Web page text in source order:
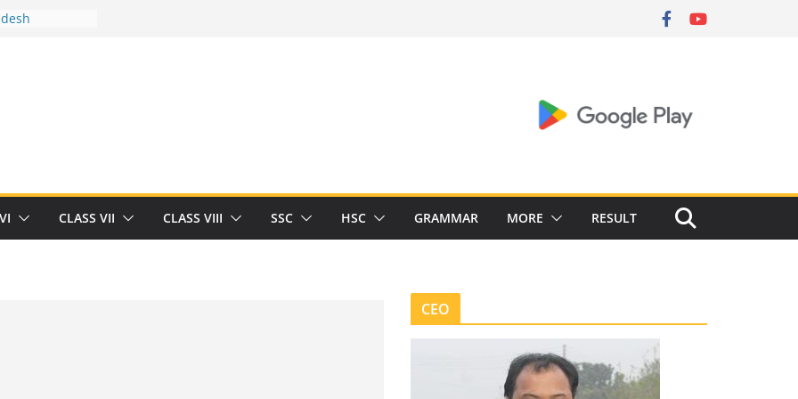
you and
of
Herrick
CLASS VII CLASS VIII SSC HSC GRAMMAR MORE RESULT
current-opinion-in-sports-medicine
CEO